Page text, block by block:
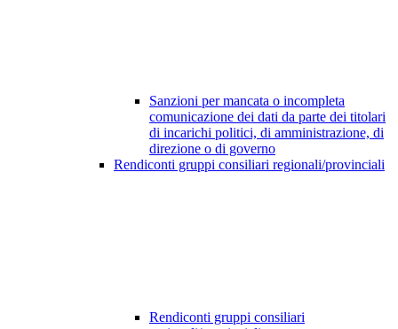
Sanzioni per mancata o incompleta
comunicazione dei dati da parte dei titolari
di incarichi politici, di amministrazione, di
direzione o di governo
Rendiconti gruppi consiliari regionali/provinciali
Rendiconti gruppi consiliari